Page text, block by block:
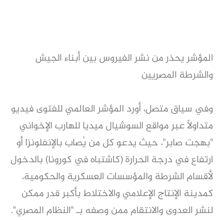
المؤشر يحذر من نشر الفيروس بين أبناء الجيش
والشرطة المصريين
وفي سياق متصل، أورد المؤشر العالمي للفتوى فيديو
متداولًا عبر مواقع السوشيال ميديا للهارب الإخواني
"بهجت صابر"، حيث يدعو كل من يُصاب بالإنفلونزا أو
ارتفاع في درجة الحرارة (كاشتباه في كورونا) بالدخول
لأقسام الشرطة والمؤسسات العسكرية والحكومية،
كمدينة الإنتاج الإعلامي والاختلاط بأكبر قدر ممكن
لنشر العدوى والانتقام ممن وصفه بـ "النظام المصري".